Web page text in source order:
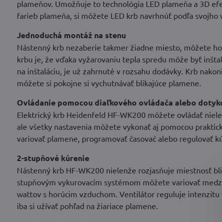
plameňov. Umožňuje to technológia LED plameňa a 3D
farieb plameňa, si môžete LED krb navrhnúť podľa svojho
Jednoduchá montáž na stenu
Nástenný krb nezaberie takmer žiadne miesto, môžete
krbu je, že vďaka vyžarovaniu tepla spredu môže byť
na inštaláciu, je už zahrnuté v rozsahu dodávky. Krb
môžete si pokojne si vychutnávať blikajúce plamene.
Ovládanie pomocou diaľkového ovládača alebo
Elektrický krb Heidenfeld HF-WK200 môžete ovládať
ale všetky nastavenia môžete vykonať aj pomocou
variovať plamene, programovať časovač alebo regulovať
2-stupňové kúrenie
Nástenný krb HF-WK200 nielenže rozjasňuje miestnosť
stupňovým vykurovacím systémom môžete variovať
wattov s horúcim vzduchom. Ventilátor reguluje
iba si užívať pohľad na žiariace plamene.